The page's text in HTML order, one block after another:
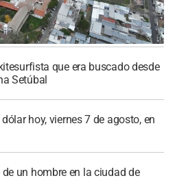
que era buscado desde
Setúbal
hoy, viernes 7 de agosto, en
un hombre en la ciudad de